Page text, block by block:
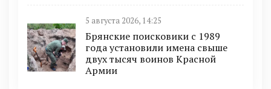
5 августа 2026, 14:25
Брянские поисковики с 1989
года установили имена свыше
двух тысяч воинов Красной
Армии